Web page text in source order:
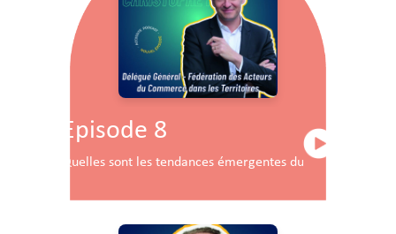
Episode 8
Quelles sont les tendances émergentes du commerce en